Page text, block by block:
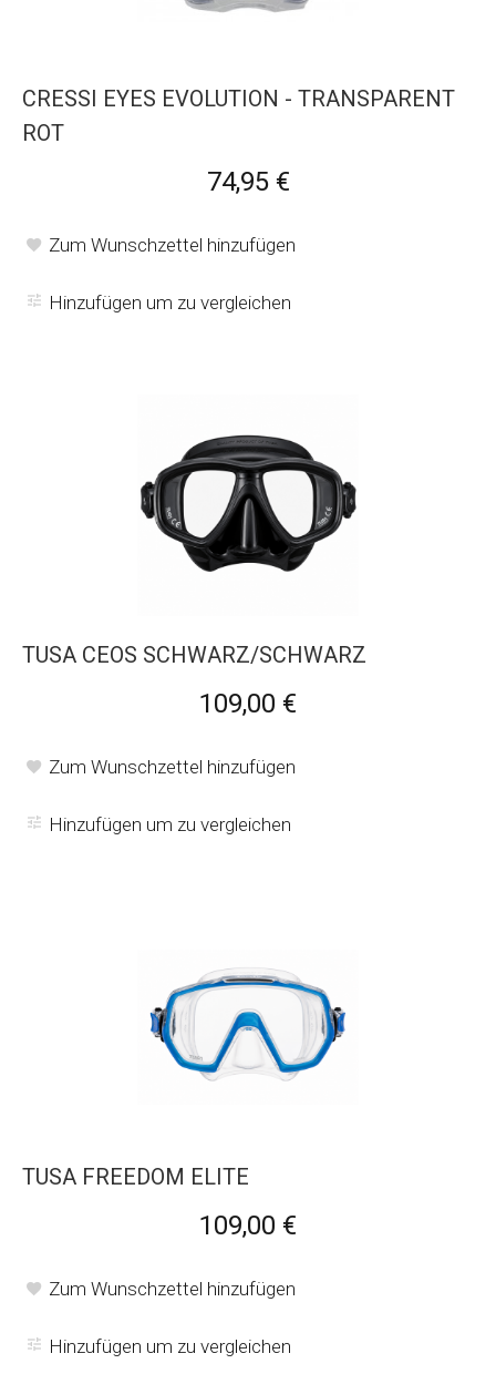
CRESSI EYES EVOLUTION - TRANSPARENT
ROT
74,95 €
Zum Wunschzettel hinzufügen
Hinzufügen um zu vergleichen
TUSA CEOS SCHWARZ/SCHWARZ
109,00 €
Zum Wunschzettel hinzufügen
Hinzufügen um zu vergleichen
TUSA FREEDOM ELITE
109,00 €
Zum Wunschzettel hinzufügen
Hinzufügen um zu vergleichen